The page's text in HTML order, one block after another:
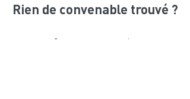
Rien de convenable trouvé ?
Contactez-nous pour des